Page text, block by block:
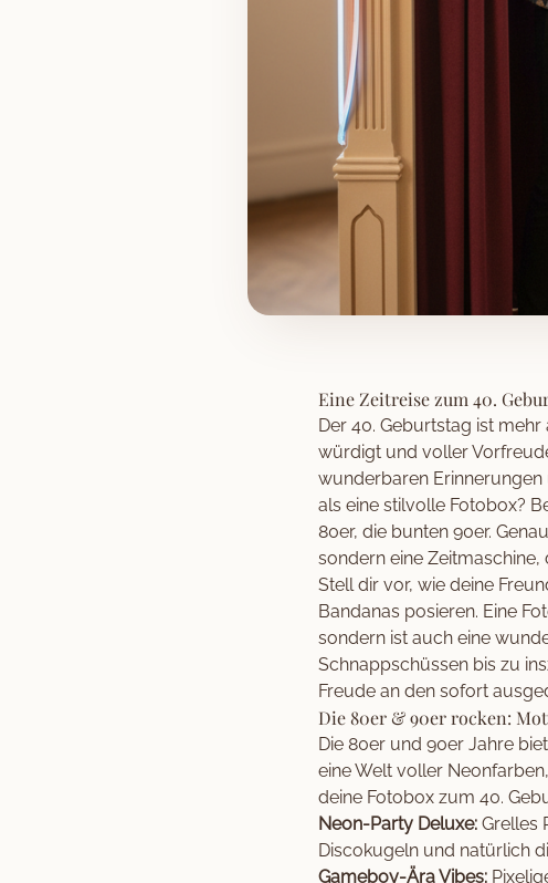
Eine Zeitreise zum 40.
Der 40. Geburtstag ist mehr
würdigt und voller
wunderbaren
als eine stilvolle Fotobox?
80er, die bunten 90er.
sondern eine
Stell dir vor, wie deine
Bandanas posieren. Eine
sondern ist auch eine
Schnappschüssen bis zu
Freude an den sofort
Die 80er & 90er rocken:
Die 80er und 90er Jahre
eine Welt voller
deine Fotobox zum 40.
Neon-Party Deluxe: Grelles
Discokugeln und natürlich
Gameboy-Ära Vibes: